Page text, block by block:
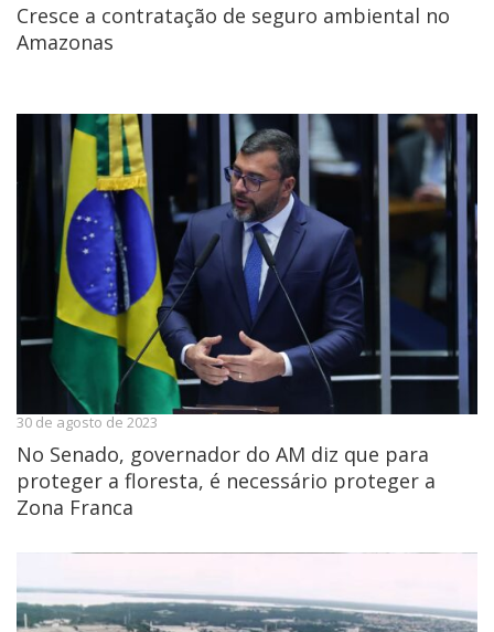
Cresce a contratação de seguro ambiental no
Amazonas
30 de agosto de 2023
No Senado, governador do AM diz que para
proteger a floresta, é necessário proteger a
Zona Franca